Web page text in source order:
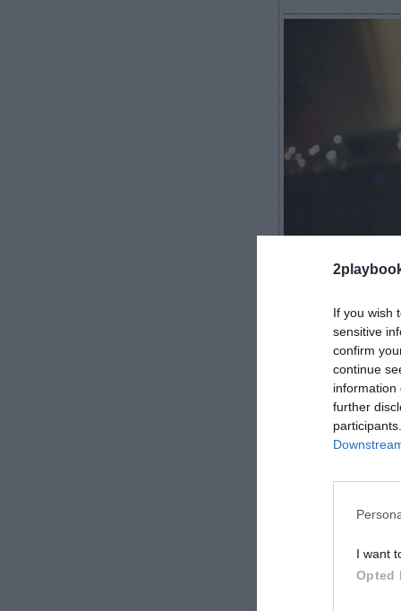
If you wish
sensitive
confirm
continue
information
further
I want
Opted
Patricia López
competitiva